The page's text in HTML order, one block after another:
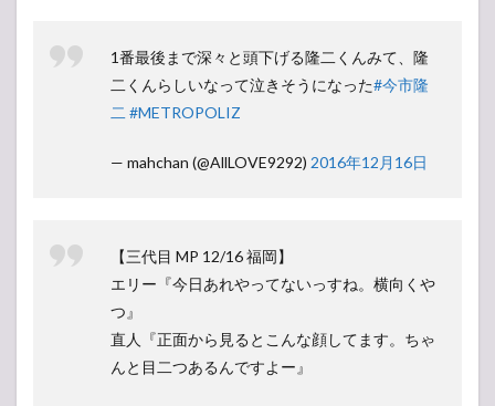
1番最後まで深々と頭下げる隆二くんみて、隆
二くんらしいなって泣きそうになった#今市隆
二 #METROPOLIZ
— mahchan (@AllLOVE9292) 2016年12月16日
【三代目 MP 12/16 福岡】
エリー『今日あれやってないっすね。横向くや
つ』
直人『正面から見るとこんな顔してます。ちゃ
んと目二つあるんですよー』